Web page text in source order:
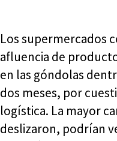
Los supermercados
afluencia de
en las góndolas
dos meses, por
logística. La mayor
deslizaron, podrían